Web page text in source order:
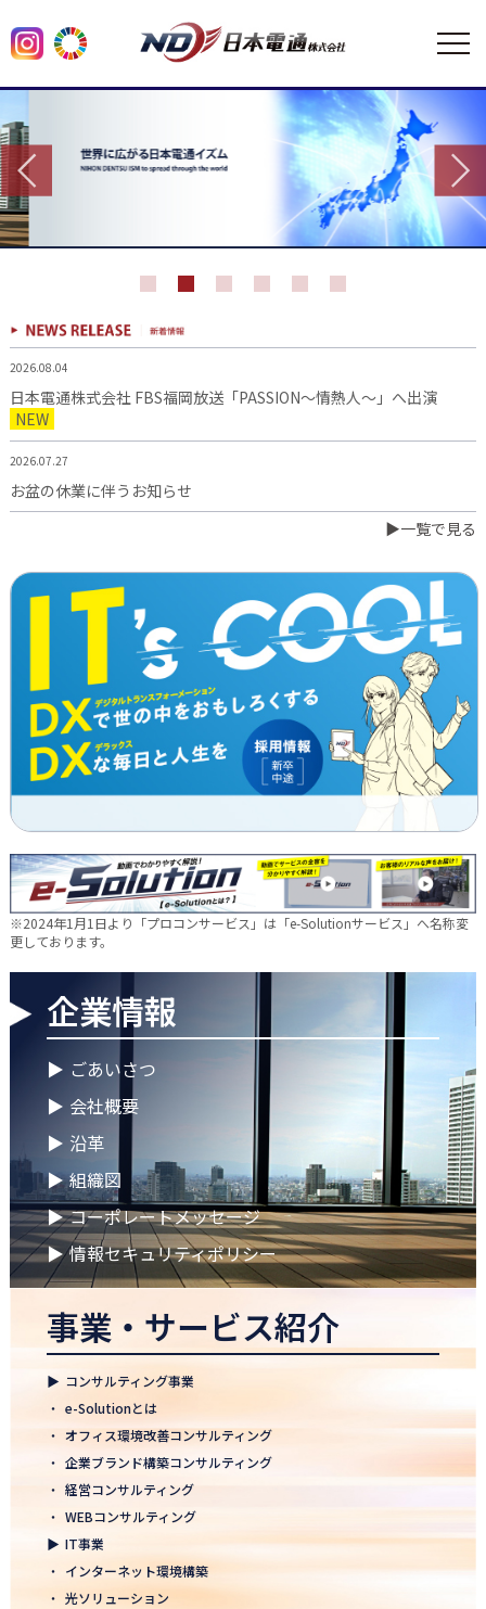
2026.08.04
日本電通株式会社 FBS福岡放送「PASSION～情熱人～」へ出演
NEW
2026.07.27
お盆の休業に伴うお知らせ
日本電通グループ、食品事業へ新たな挑戦 ～株式会社中野和一
郎商店をグループ会社化し食品製造事業を開始～
2026.06.16
新卒10期生 辞令交付式を行いました
2026.05.28
現場に新たな活気を！NDTEC株式会社に4名の仲間が加わりました
🔧
2026.05.13
新卒第10期生 OJT研修の様子をご紹介✨
2026.04.28
2026.04.28
ゴールデンウイークに伴う休業期間のお知らせ
2026.04.25
徳島オフィス 事務所移転のお知らせ
2026.04.02
🌸2026年度 入社式🌸
2026.03.09
健康経営優良法人2026に認定 ― 日本電通グループの健康経営への
取り組み
2026.02.09
「すべての日本企業を世界へ」─ 日本電通株式会社、登録支援機
2026.01.26
知覧幹部研修に行って参りました
2026年 新年のご挨拶
2025.12.26
一年の感謝を込めて、大掃除を行いました！ ～年末のご挨拶～
▶一覧で見る
※2024年1月1日より「プロコンサービス」は「e-Solutionサービス」へ名称変
更しております。
企業情報
▶ ごあいさつ
▶ 会社概要
▶ 沿革
▶ 組織図
▶ コーポレートメッセージ
▶ 情報セキュリティポリシー
事業・サービス紹介
▶ コンサルティング事業
・ e-Solutionとは
・ オフィス環境改善コンサルティング
・ 企業ブランド構築コンサルティング
・ 経営コンサルティング
・ WEBコンサルティング
▶ IT事業
・ インターネット環境構築
・ 光ソリューション